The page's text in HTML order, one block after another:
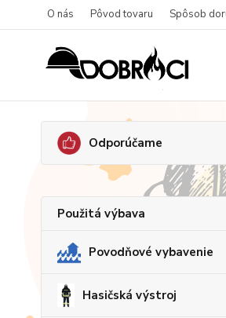
O nás Pôvod tovaru Spôsob
Odporúčame
Použitá výbava
Povodňové vybavenie
Hasičská výstroj